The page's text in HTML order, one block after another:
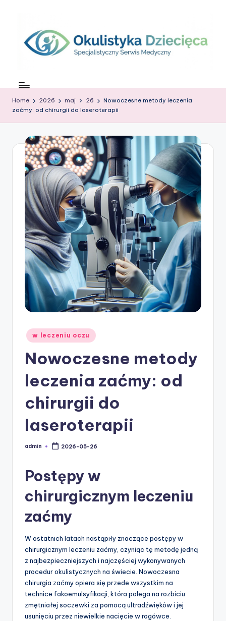
content
z
k
o
w
G
o
w
ie
Home 2026 maj 26
Nowoczesne metody leczenia
zaćmy: od chirurgii do laseroterapii
Posted
in
w leczeniu oczu
Nowoczesne metody
leczenia zaćmy: od
chirurgii do
laseroterapii
Posted
admin 2026-05-26
Postępy w
chirurgicznym leczeniu
zaćmy
W ostatnich latach nastąpiły znaczące postępy w
chirurgicznym leczeniu zaćmy, czyniąc tę metodę jedną
z najbezpieczniejszych i najczęściej wykonywanych
procedur okulistycznych na świecie. Nowoczesna
chirurgia zaćmy opiera się przede wszystkim na
technice fakoemulsyfikacji, która polega na rozbiciu
zmętniałej soczewki za pomocą ultradźwięków i jej
usunięciu przez niewielkie nacięcie w rogówce.